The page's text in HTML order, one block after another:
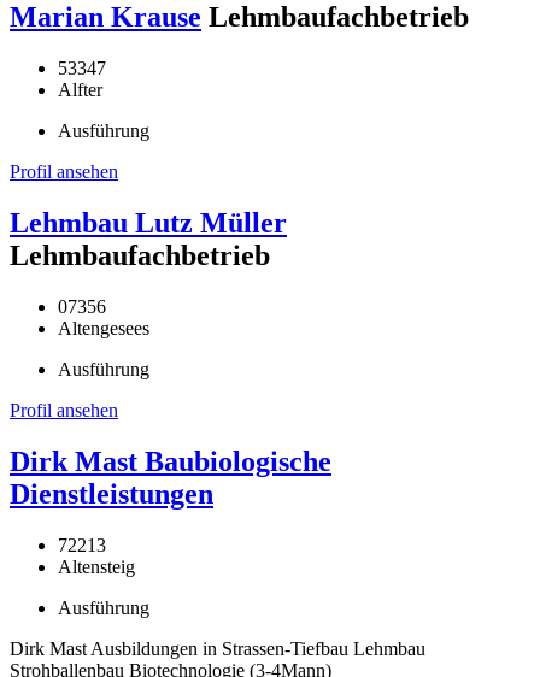
Marian Krause Lehmbaufachbetrieb
53347
Alfter
Ausführung
Profil ansehen
Lehmbau Lutz Müller
Lehmbaufachbetrieb
07356
Altengesees
Ausführung
Profil ansehen
Dirk Mast Baubiologische
Dienstleistungen
72213
Altensteig
Ausführung
Dirk Mast Ausbildungen in Strassen-Tiefbau Lehmbau
Strohballenbau Biotechnologie (3-4Mann)